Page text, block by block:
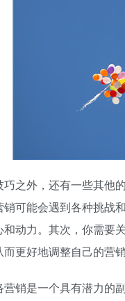
巧之外，还有一些其他
销可能会遇到各种挑战
和动力。其次，你需要
更好地调整自己的营销
营销是一个具有潜力的